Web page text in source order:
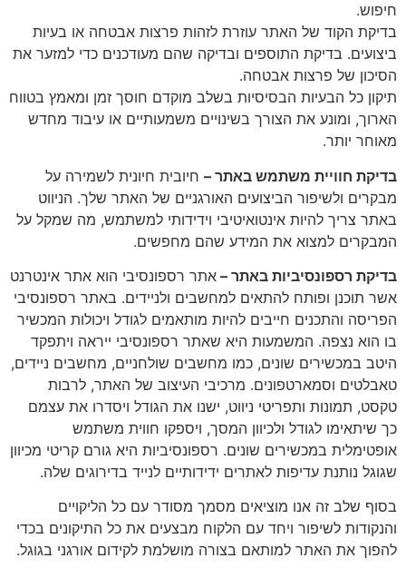
חיפוש.
בדיקת הקוד של האתר עוזרת לזהות פרצות אבטחה או בעיות
ביצועים. בדיקת התוספים ובדיקה שהם מעודכנים כדי למזער את
הסיכון של פרצות אבטחה.
תיקון כל הבעיות הבסיסיות בשלב מוקדם חוסך זמן ומאמץ בטווח
הארוך, ומונע את הצורך בשינויים משמעותיים או עיבוד מחדש
מאוחר יותר.
בדיקת חוויית משתמש באתר – חיובית חיונית לשמירה על
מבקרים ולשיפור הביצועים האורגניים של האתר שלך. הניווט
באתר צריך להיות אינטואיטיבי וידידותי למשתמש, מה שמקל על
המבקרים למצוא את המידע שהם מחפשים.
בדיקת רספונסיביות באתר – אתר רספונסיבי הוא אתר אינטרנט
אשר תוכנן ופותח להתאים למחשבים ולניידים. באתר רספונסיבי
הפריסה והתכנים חייבים להיות מותאמים לגודל ויכולות המכשיר
בו הוא נצפה. המשמעות היא שאתר רספונסיבי ייראה ויתפקד
היטב במכשירים שונים, כמו מחשבים שולחניים, מחשבים ניידים,
טאבלטים וסמארטפונים. מרכיבי העיצוב של האתר, לרבות
טקסט, תמונות ותפריטי ניווט, ישנו את הגודל ויסדרו את עצמם
כך שיתאימו לגודל ולכיוון המסך, ויספקו חווית משתמש
אופטימלית במכשירים שונים. רספונסיביות היא גורם קריטי מכיוון
שגוגל נותנת עדיפות לאתרים ידידותיים לנייד בדירוגים שלה.
בסוף שלב זה אנו מוציאים מסמך מסודר עם כל הליקויים
והנקודות לשיפור ויחד עם הלקוח מבצעים את כל התיקונים בכדי
להפוך את האתר למותאם בצורה מושלמת לקידום אורגני בגוגל.